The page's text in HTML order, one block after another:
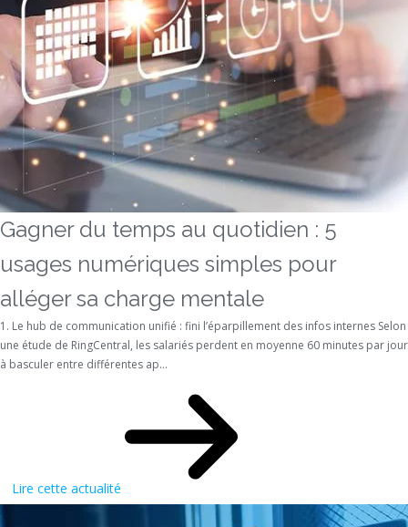
Gagner du temps au quotidien : 5
usages numériques simples pour
alléger sa charge mentale
1. Le hub de communication unifié : fini l’éparpillement des infos internes Selon
une étude de RingCentral, les salariés perdent en moyenne 60 minutes par jour
à basculer entre différentes ap...
Lire cette actualité